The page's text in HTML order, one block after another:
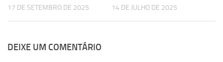
17 DE SETEMBRO DE 2025 14 DE JULHO DE 2025
DEIXE UM COMENTÁRIO